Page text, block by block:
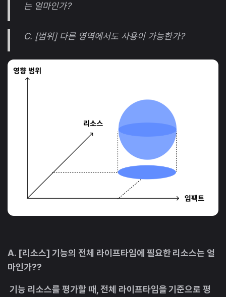
는 얼마인가?
C. [범위] 다른 영역에서도 사용이 가능한가?
A. [리소스] 기능의 전체 라이프타임에 필요한 리소스는 얼
마인가??
기능 리소스를 평가할 때, 전체 라이프타임을 기준으로 평